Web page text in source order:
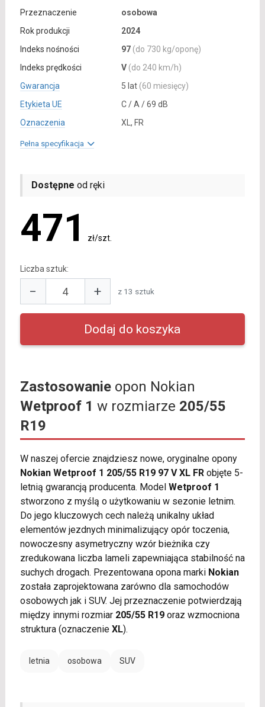
Przeznaczenie
osobowa
Rok produkcji
2024
Indeks nośności
97 (do 730 kg/oponę)
Indeks prędkości
V (do 240 km/h)
Gwarancja
5 lat (60 miesięcy)
Etykieta UE
C / A / 69 dB
Oznaczenia
XL, FR
Pełna specyfikacja
Dostępne od ręki
471 zł/szt.
Liczba sztuk:
− + z 13 sztuk
Zastosowanieopon Nokian
Wetproof 1 w rozmiarze 205/55
R19
W naszej ofercie znajdziesz nowe, oryginalne opony
Nokian Wetproof 1 205/55 R19 97 V XL FRobjęte 5-
letnią gwarancją producenta. Model Wetproof 1
stworzono z myślą o użytkowaniu w sezonie letnim.
Do jego kluczowych cech należą unikalny układ
elementów jezdnych minimalizujący opór toczenia,
nowoczesny asymetryczny wzór bieżnika czy
zredukowana liczba lameli zapewniająca stabilność na
suchych drogach. Prezentowana opona marki Nokian
została zaprojektowana zarówno dla samochodów
osobowych jak i SUV. Jej przeznaczenie potwierdzają
między innymi rozmiar 205/55 R19oraz wzmocniona
struktura (oznaczenie XL).
letnia osobowa SUV